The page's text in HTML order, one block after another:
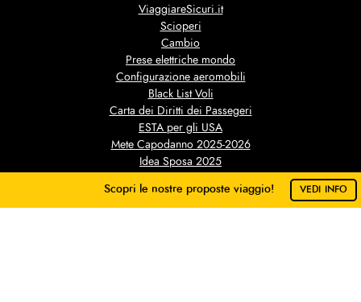
Scopri le nostre proposte viaggio! VEDI INFO
ViaggiareSicuri.it
Scioperi
Cambio
Prese elettriche mondo
Configurazione aeromobili
Black List Voli
Carta dei Diritti dei Passegeri
ESTA per gli USA
Mete Capodanno 2025-2026
Idea Sposa 2025
DA SAPERE
Condizioni contrattuali
Facci sapere dove vorresti andare!